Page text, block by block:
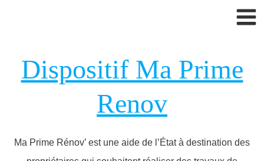
Dispositif Ma Prime
Renov
Ma Prime Rénov’ est une aide de l’État à destination des